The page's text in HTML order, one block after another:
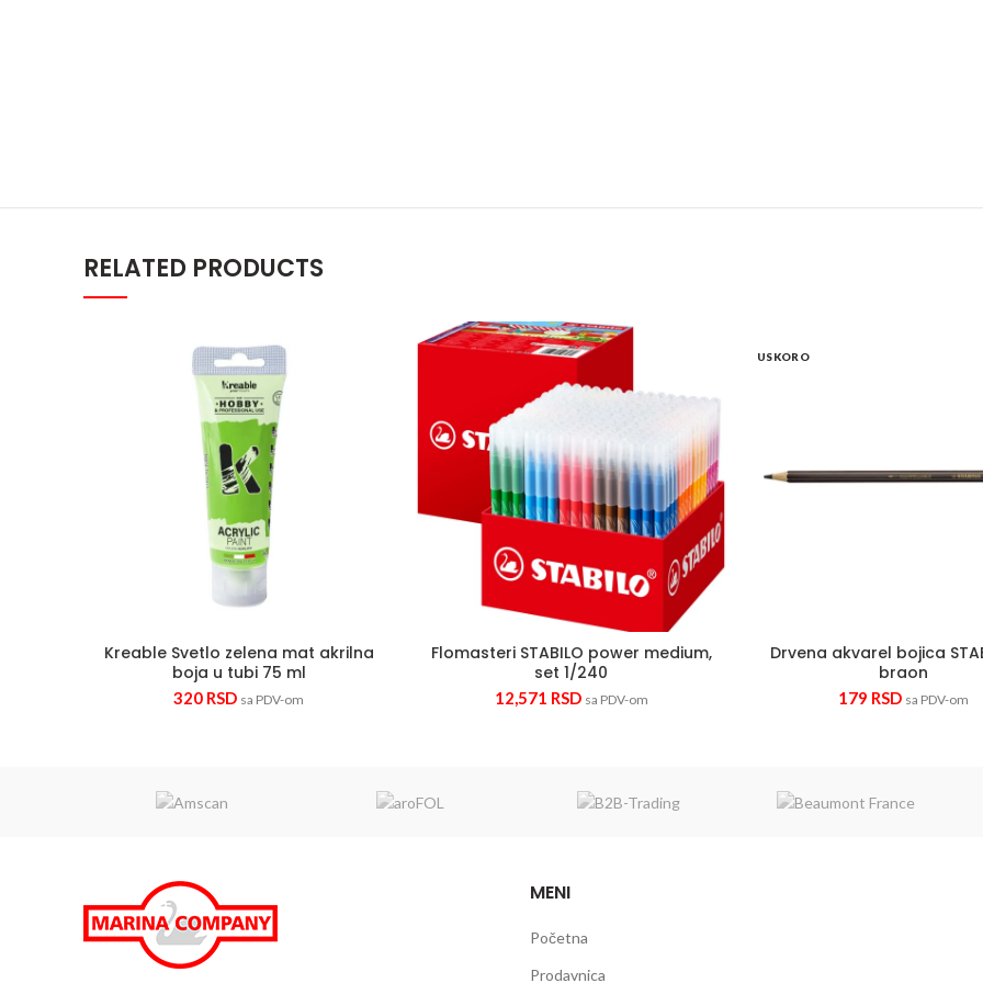
RELATED PRODUCTS
Kreable Svetlo zelena mat akrilna
boja u tubi 75 ml
320 RSD sa PDV-om
Kreable Svetlo zelena mat akrilna boja u tubi 75 ml quantity
Flomasteri STABILO power medium,
set 1/240
12,571 RSD sa PDV-om
USKORO
Drvena akvarel bojica
braon
179 RSD sa PDV-om
MENI
Početna
Prodavnica